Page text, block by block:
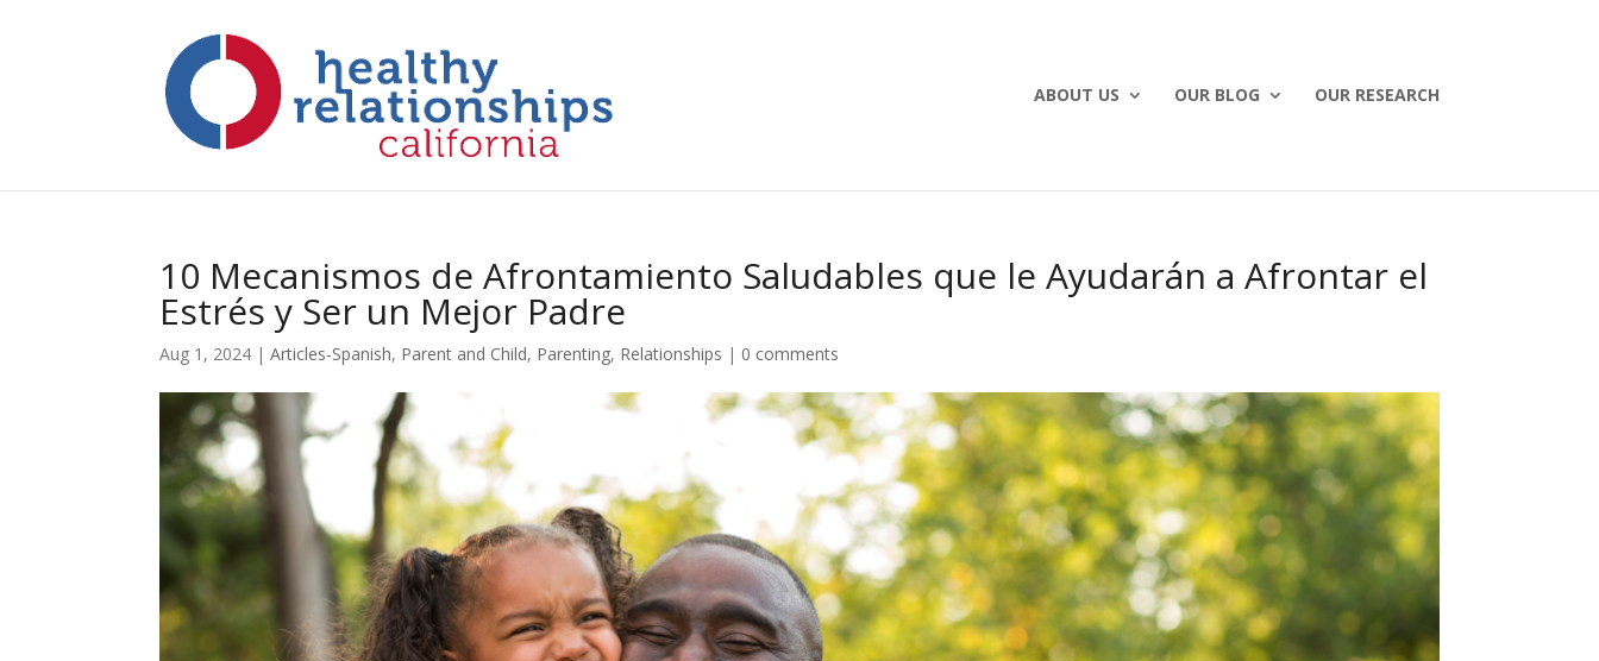
ABOUT US OUR BLOG OUR RESEARCH
10 Mecanismos de Afrontamiento Saludables que le Ayudarán a Afrontar el
Estrés y Ser un Mejor Padre
Aug 1, 2024 |Articles-Spanish, Parent and Child, Parenting, Relationships | 0 comments